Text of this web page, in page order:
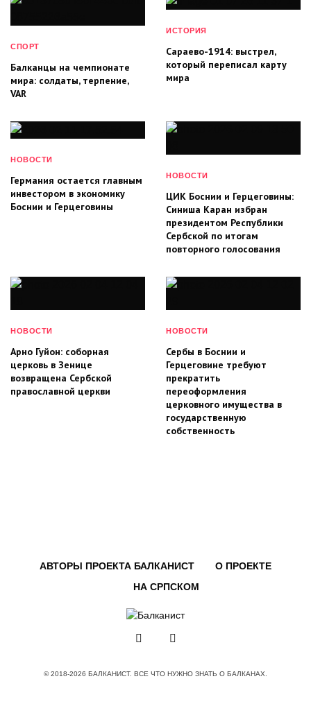
СПОРТ
Балканцы на чемпионате
мира: солдаты, терпение,
VAR
ИСТОРИЯ
Сараево-1914: выстрел,
который переписал карту
мира
НОВОСТИ
Германия остается главным
инвестором в экономику
Боснии и Герцеговины
НОВОСТИ
ЦИК Боснии и Герцеговины:
Синиша Каран избран
президентом Республики
Сербской по итогам
повторного голосования
НОВОСТИ
Арно Гуйон: соборная
церковь в Зенице
возвращена Сербской
православной церкви
НОВОСТИ
Сербы в Боснии и
Герцеговине требуют
прекратить
переоформления
церковного имущества в
государственную
собственность
АВТОРЫ ПРОЕКТА БАЛКАНИСТ
О ПРОЕКТЕ
НА СРПСКОМ
© 2018-2026 БАЛКАНИСТ. ВСЕ ЧТО НУЖНО ЗНАТЬ О БАЛКАНАХ.